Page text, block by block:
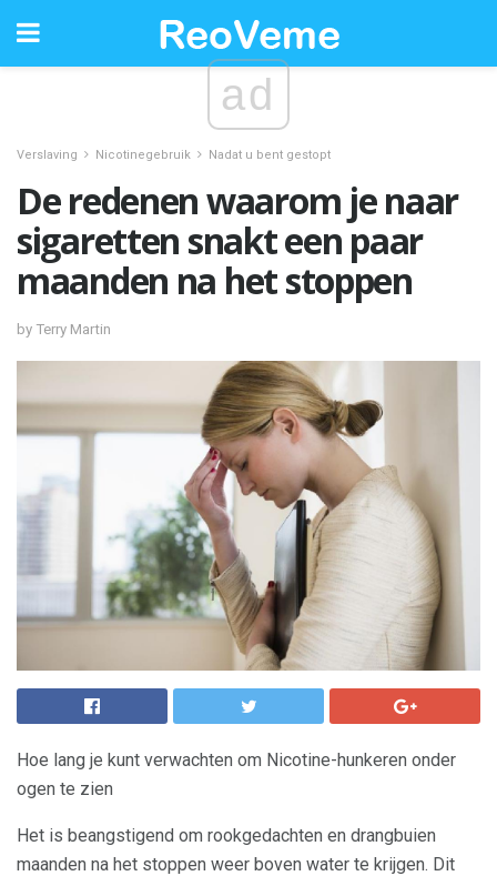
ad
Verslaving Nicotinegebruik Nadat u bent gestopt
De redenen waarom je naar
sigaretten snakt een paar
maanden na het stoppen
by Terry Martin
Hoe lang je kunt verwachten om Nicotine-hunkeren onder
ogen te zien
Het is beangstigend om rookgedachten en drangbuien
maanden na het stoppen weer boven water te krijgen. Dit